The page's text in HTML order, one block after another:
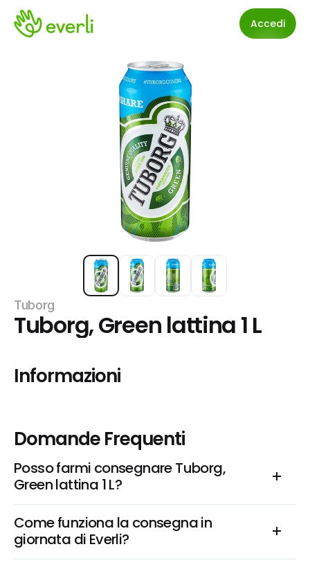
Accedi
Tuborg
Tuborg, Green lattina 1 L
Informazioni
Domande Frequenti
Posso farmi consegnare Tuborg,
Green lattina 1 L?
Come funziona la consegna in
giornata di Everli?